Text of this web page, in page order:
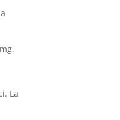
La